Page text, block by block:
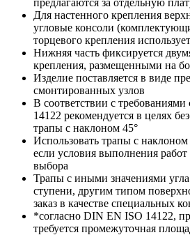
Для настенного крепления
угловые консоли
торцевого крепления
Нижняя часть фиксируется
крепления, размещенными на
Изделие поставляется в виде
смонтированных узлов
В соответствии с
14122 рекомендуется в целях
трапы с наклоном 45°
Использовать трапы с наклоном
если условия выполнения
выбора
Трапы с иными значениями
ступени, другим типом
заказ в качестве специальных
*согласно DIN EN ISO 14122,
требуется промежуточная